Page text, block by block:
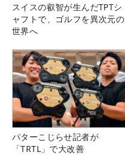
スイスの叡智が生んだTPTシ
ャフトで、ゴルフを異次元の
世界へ
パターこじらせ記者が
「TRTL」で大改善